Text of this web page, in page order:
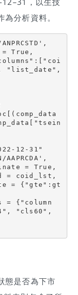
分析資料。
"list_date",
12-31"
"cls60",
態是否為下市